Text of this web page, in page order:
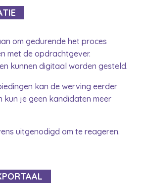
om gedurende het proces
met de opdrachtgever.
kunnen digitaal worden gesteld.
kan de werving eerder
kun je geen kandidaten meer
uitgenodigd om te reageren.